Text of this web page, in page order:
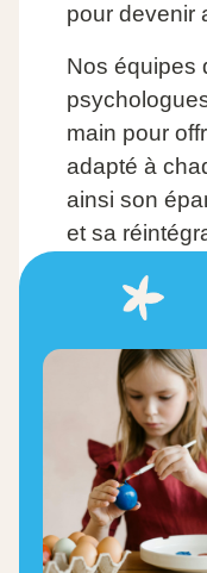
pour devenir
Nos équipes
main pour
adapté à
ainsi son
et sa
En savoir plus